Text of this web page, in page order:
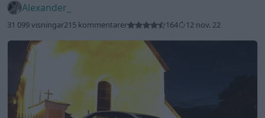
Alexander_
31 099 visningar215 kommentarer 164 12 nov. 22